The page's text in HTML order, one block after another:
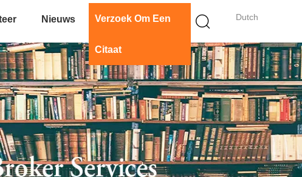
Dutch
Nieuws Verzoek Om Een
Citaat